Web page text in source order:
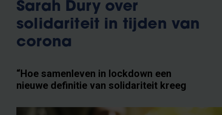
Sarah Dury over
solidariteit in tijden van
corona
“Hoe samenleven in lockdown een
nieuwe definitie van solidariteit kreeg